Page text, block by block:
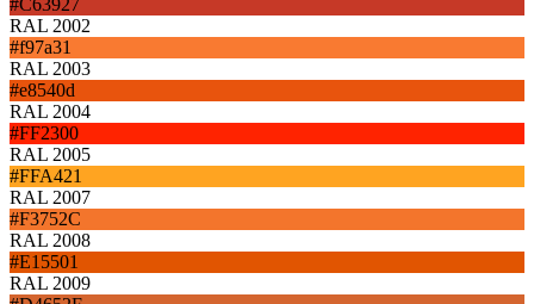
RAL 2002
#f97a31
RAL 2003
#e8540d
RAL 2004
#FF2300
RAL 2005
#FFA421
RAL 2007
#F3752C
RAL 2008
#E15501
RAL 2009